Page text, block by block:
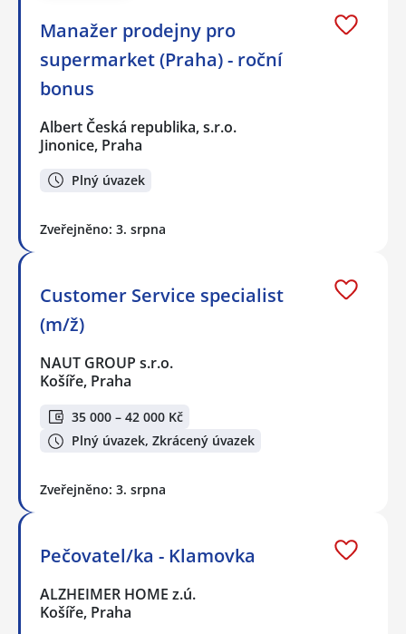
Manažer prodejny pro
supermarket (Praha) - roční
bonus
Albert Česká republika, s.r.o.
Jinonice, Praha
Plný úvazek
Zveřejněno: 3. srpna
Customer Service specialist
(m/ž)
NAUT GROUP s.r.o.
Košíře, Praha
35 000 – 42 000 Kč
Plný úvazek, Zkrácený úvazek
Zveřejněno: 3. srpna
Pečovatel/ka - Klamovka
ALZHEIMER HOME z.ú.
Košíře, Praha